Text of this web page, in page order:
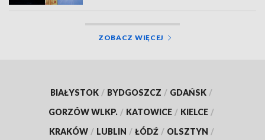
ZOBACZ WIĘCEJ
BIAŁYSTOK / BYDGOSZCZ / GDAŃSK /
GORZÓW WLKP. / KATOWICE / KIELCE /
KRAKÓW / LUBLIN / ŁÓDŹ / OLSZTYN /